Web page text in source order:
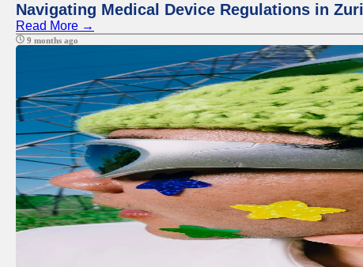
Navigating Medical Device Regulations in
Read More →
9 months ago